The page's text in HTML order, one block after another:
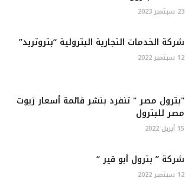
23 سبتمبر 2023
شركة الخدمات التجارية البترولية “بتروتريد”
12 سبتمبر 2022
"بترول مصر " تنفرد بنشر قائمة أسعار زيوت
مصر للبترول
15 أبريل 2022
شركة ” بترول أبو قير “
12 سبتمبر 2022